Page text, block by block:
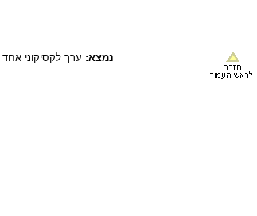
נמצא: ערך לקסיקוני אחד